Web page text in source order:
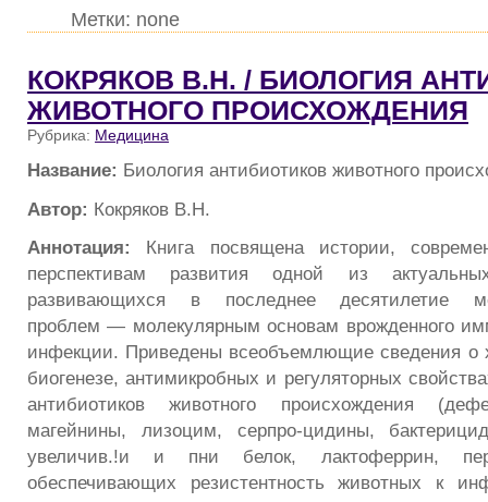
Метки: none
КОКРЯКОВ В.Н. / БИОЛОГИЯ
ЖИВОТНОГО ПРОИСХОЖДЕНИЯ
Рубрика: Медицина
Название: Биология антибиотиков животного
Автор: Кокряков В.Н.
Аннотация: Книга посвящена истории,
перспективам развития одной из
развивающихся в последнее десятилетие
проблем — молекулярным основам врожденного
инфекции. Приведены всеобъемлющие сведения о
биогенезе, антимикробных и регуляторных
антибиотиков животного происхождения
магейнины, лизоцим, серпро-цидины,
увеличив.!и и пни белок, лактоферрин,
обеспечивающих резистентность животных к